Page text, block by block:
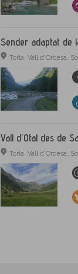
Sender adaptat de
Torla, Vall d'Ordesa,
Vall d'Otal des de
Torla, Vall d'Ordesa,